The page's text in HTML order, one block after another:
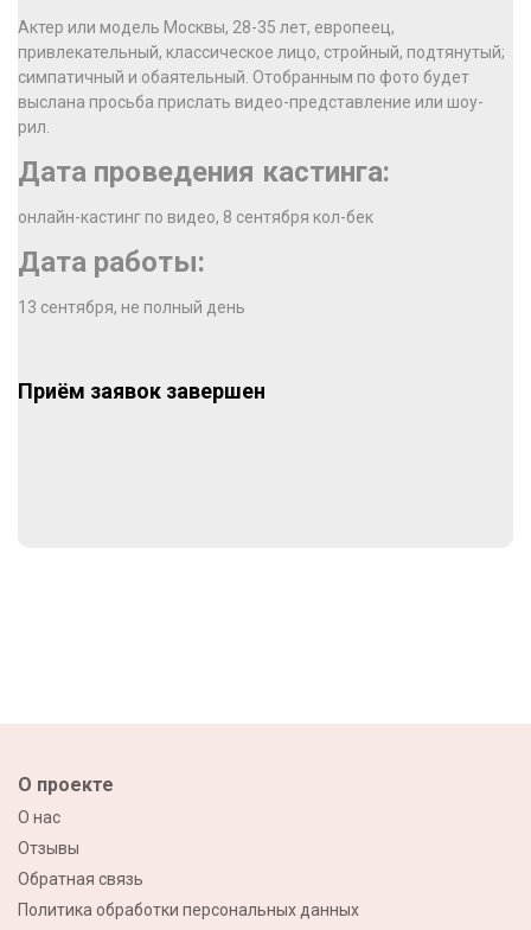
Актер или модель Москвы, 28-35 лет, европеец,
привлекательный, классическое лицо, стройный, подтянутый;
симпатичный и обаятельный. Отобранным по фото будет
выслана просьба прислать видео-представление или шоу-
рил.
Дата проведения кастинга:
онлайн-кастинг по видео, 8 сентября кол-бек
Дата работы:
13 сентября, не полный день
Приём заявок завершен
О проекте
О нас
Отзывы
Обратная связь
Политика обработки персональных данных